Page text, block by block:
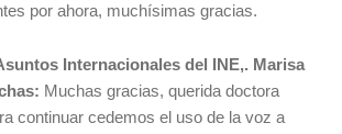
por ahora, muchísimas gracias.
Internacionales del INE,. Marisa
Muchas gracias, querida doctora
continuar cedemos el uso de la voz a